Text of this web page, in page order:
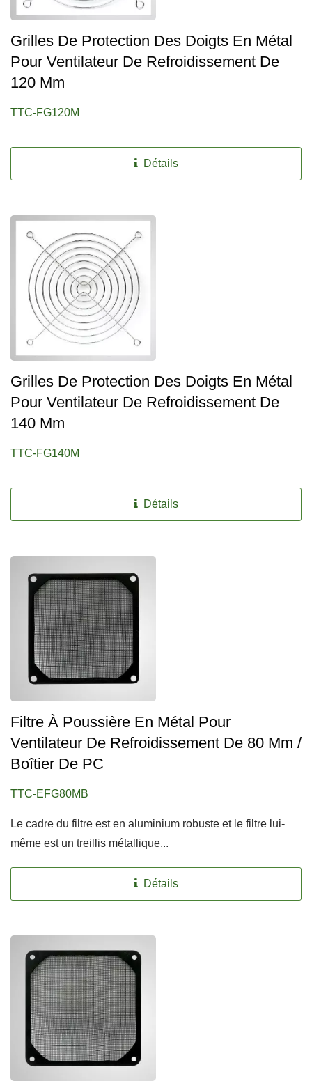
Grilles De Protection Des Doigts En Métal
Pour Ventilateur De Refroidissement De
120 Mm
TTC-FG120M
Détails
Grilles De Protection Des Doigts En Métal
Pour Ventilateur De Refroidissement De
140 Mm
TTC-FG140M
Détails
Filtre À Poussière En Métal Pour
Ventilateur De Refroidissement De 80 Mm /
Boîtier De PC
TTC-EFG80MB
Le cadre du filtre est en aluminium robuste et le filtre lui-
même est un treillis métallique...
Détails